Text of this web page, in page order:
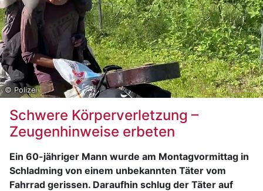
© Polizei
Schwere Körperverletzung –
Zeugenhinweise erbeten
Ein 60-jähriger Mann wurde am Montagvormittag in
Schladming von einem unbekannten Täter vom
Fahrrad gerissen. Daraufhin schlug der Täter auf